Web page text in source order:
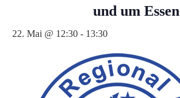
und um Essen
22. Mai @ 12:30 - 13:30